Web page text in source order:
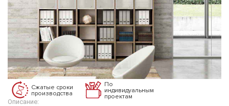
Сжатые сроки
производства
По
индивидуальным
проектам
Описание: